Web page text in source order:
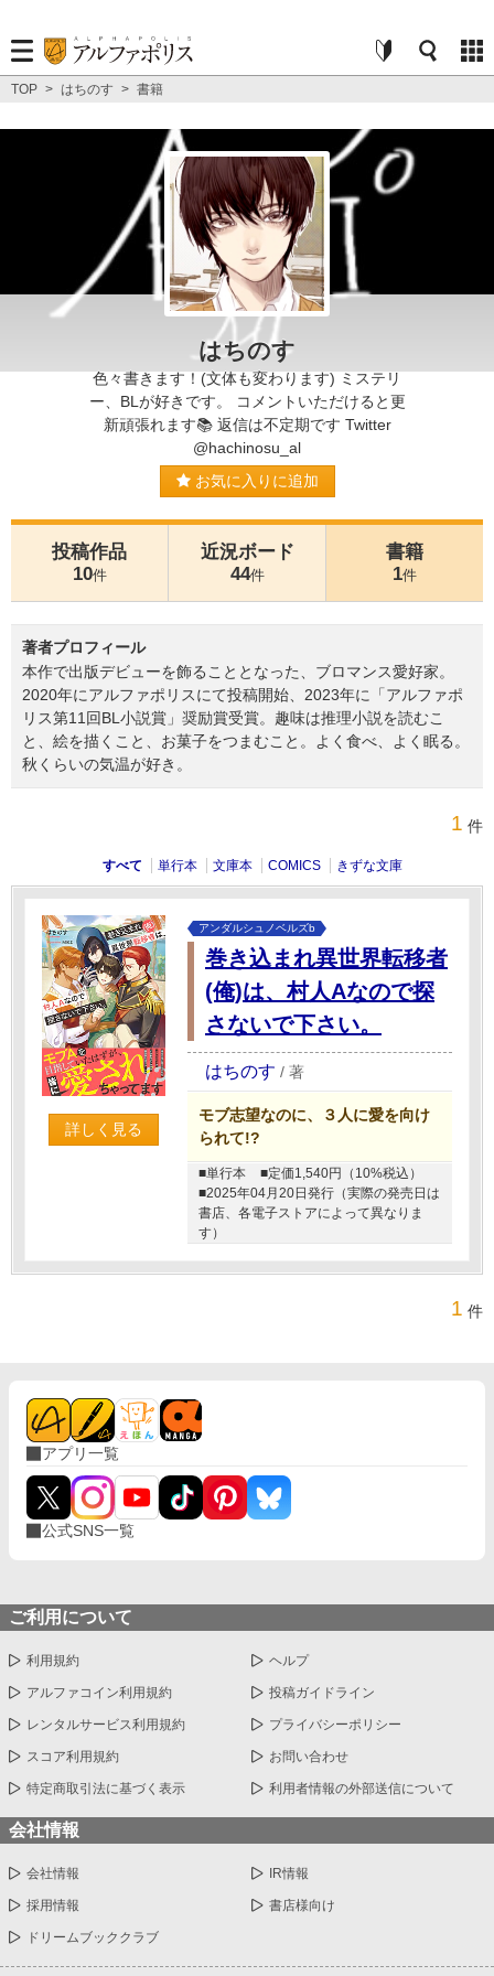
TOP > はちのす > 書籍
はちのす
色々書きます！(文体も変わります) ミステリ
ー、BLが好きです。 コメントいただけると更
新頑張れます📚 返信は不定期です Twitter
@hachinosu_al
お気に入りに追加
投稿作品
10件
近況ボード
44件
書籍
1件
著者プロフィール
本作で出版デビューを飾ることとなった、ブロマンス愛好家。
2020年にアルファポリスにて投稿開始、2023年に「アルファポ
リス第11回BL小説賞」奨励賞受賞。趣味は推理小説を読むこ
と、絵を描くこと、お菓子をつまむこと。よく食べ、よく眠る。
秋くらいの気温が好き。
1 件
すべて 単行本 文庫本 COMICS きずな文庫
詳しく見る
アンダルシュノベルズb
巻き込まれ異世界転移者
(俺)は、村人Aなので探
さないで下さい。
はちのす / 著
モブ志望なのに、３人に愛を向け
られて!?
■単行本
■定価1,540円（10%税込）
■2025年04月20日発行（実際の発売日は
書店、各電子ストアによって異なりま
す）
1 件
アプリ一覧
公式SNS一覧
ご利用について
利用規約 ヘルプ
アルファコイン利用規約 投稿ガイドライン
レンタルサービス利用規約 プライバシーポリシー
スコア利用規約 お問い合わせ
特定商取引法に基づく表示 利用者情報の外部送信について
会社情報
会社情報 IR情報
採用情報 書店様向け
ドリームブッククラブ